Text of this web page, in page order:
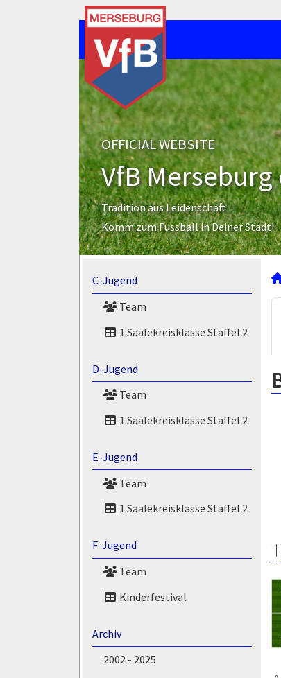
OFFICIAL WEBSITE
VfB Merseburg
Tradition aus Leidenschaft
Komm zum Fussball in Deiner Stadt!
C-Jugend
Team
1.Saalekreisklasse Staffel 2
D-Jugend
Team
1.Saalekreisklasse Staffel 2
E-Jugend
Team
1.Saalekreisklasse Staffel 2
F-Jugend
Team
Kinderfestival
Archiv
2002 - 2025